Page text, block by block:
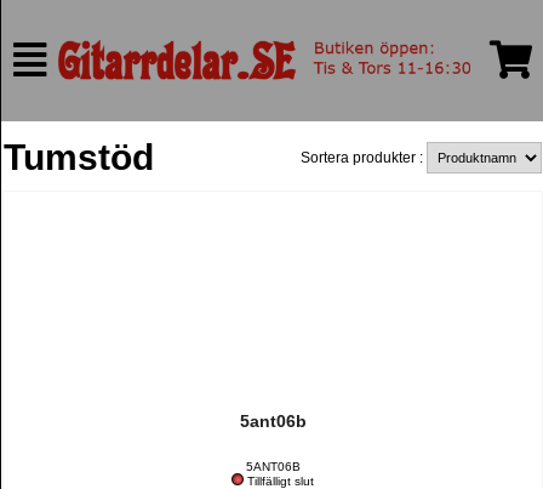
Tumstöd Sortera produkter :
5ant06b
5ANT06B
Tillfälligt slut